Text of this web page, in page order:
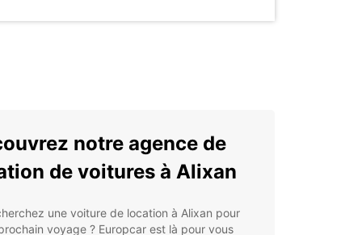
notre agence de
de voitures à Alixan
une voiture de location à Alixan pour
voyage ? Europcar est là pour vous